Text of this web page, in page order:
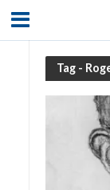
Tag -